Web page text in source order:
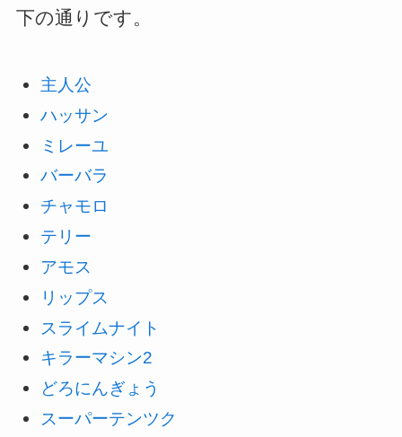
下の通りです。
主人公
ハッサン
ミレーユ
バーバラ
チャモロ
テリー
アモス
リップス
スライムナイト
キラーマシン2
どろにんぎょう
スーパーテンツク